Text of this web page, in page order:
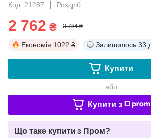
Код: 21287
Роздріб
2 762 ₴ 3 784 ₴
Економія 1022 ₴ Залишилось 33
Купити
або
Купити з
Що таке купити з Пром?